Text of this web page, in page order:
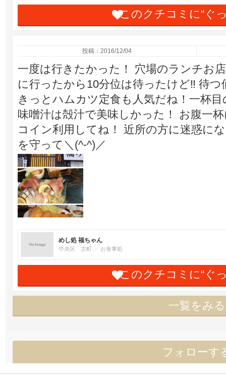
このクチコミに“ぐ
投稿：2016/12/04
一度は行きたかった！ 穴場のランチお
に行ったから10分位は待ったけど‼ 待
きっとハムカツ定食も人気だね！一杯
味噌汁は殻汁で美味しかった！ お腹一
コイン利用してね！ 近所の方に迷惑に
を守って＼(^-^)／
めし処 福ちゃん
中央区 古町 お食事処
このクチコミに“ぐ
一覧をみる
フォローす